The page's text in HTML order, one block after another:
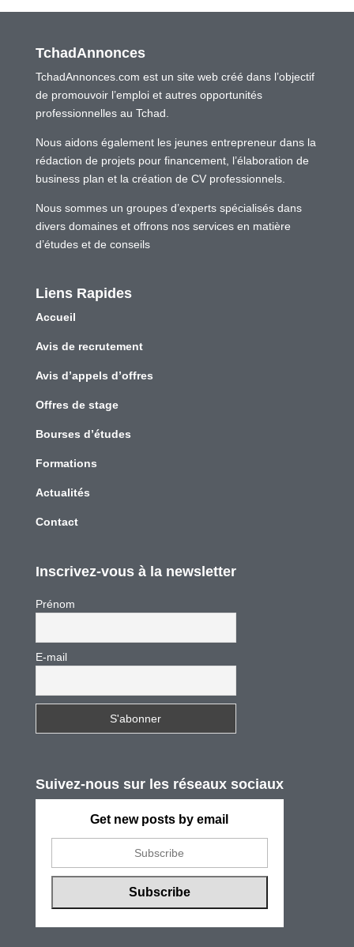
TchadAnnonces
TchadAnnonces.com est un site web créé dans l’objectif
de promouvoir l’emploi et autres opportunités
professionnelles au Tchad.
Nous aidons également les jeunes entrepreneur dans la
rédaction de projets pour financement, l’élaboration de
business plan et la création de CV professionnels.
Nous sommes un groupes d’experts spécialisés dans
divers domaines et offrons nos services en matière
d’études et de conseils
Liens Rapides
Accueil
Avis de recrutement
Avis d’appels d’offres
Offres de stage
Bourses d’études
Formations
Actualités
Contact
Inscrivez-vous à la newsletter
Prénom
E-mail
Suivez-nous sur les réseaux sociaux
Get new posts by email